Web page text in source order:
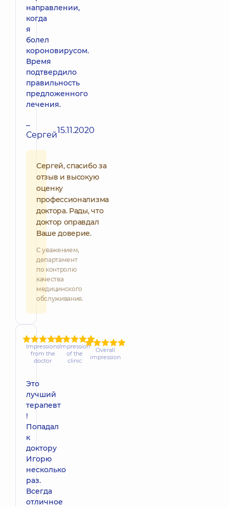
направлении,
когда
я
болел
короновирусом.
Время
подтвердило
правильность
предложенного
лечения.
–
Сергей15.11.2020
Сергей, спасибо за
отзыв и высокую
оценку
профессионализма
доктора. Рады, что
доктор оправдал
Ваше доверие.
С уважением,
департамент
по контролю
качества
медицинского
обслуживания.
Impressions
from the
doctor
Impression
of the
clinic
Overall
impression
Это
лучший
терапевт
!
Попадал
к
доктору
Игорю
несколько
раз.
Всегда
отличное